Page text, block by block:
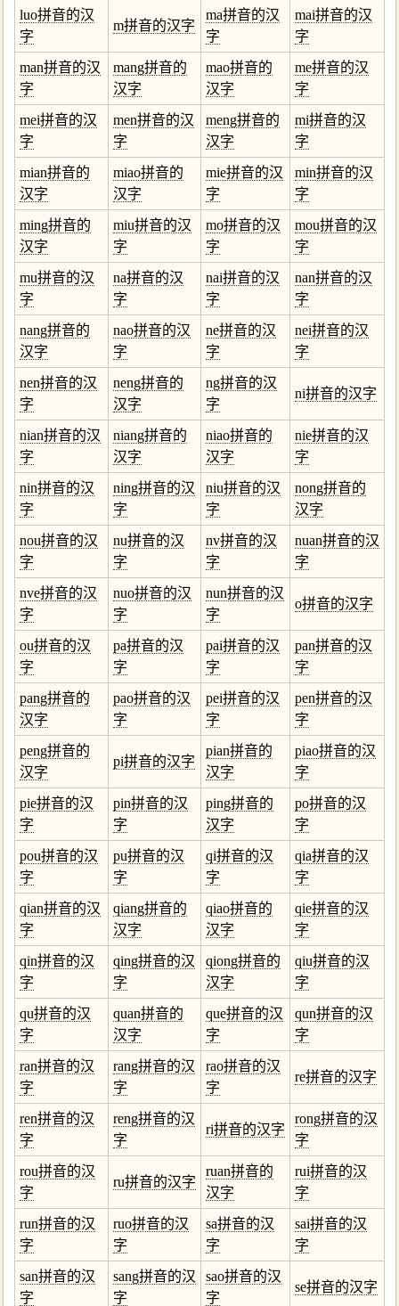
luo拼音的汉
字
m拼音的汉字
ma拼音的汉
字
mai拼音的汉
字
man拼音的汉
字
mang拼音的
汉字
mao拼音的
汉字
me拼音的汉
字
mei拼音的汉
字
men拼音的汉
字
meng拼音的
汉字
mi拼音的汉
字
mian拼音的
汉字
miao拼音的
汉字
mie拼音的汉
字
min拼音的汉
字
ming拼音的
汉字
miu拼音的汉
字
mo拼音的汉
字
mou拼音的汉
字
mu拼音的汉
字
na拼音的汉
字
nai拼音的汉
字
nan拼音的汉
字
nang拼音的
汉字
nao拼音的汉
字
ne拼音的汉
字
nei拼音的汉
字
nen拼音的汉
字
neng拼音的
汉字
ng拼音的汉
字
ni拼音的汉字
nian拼音的汉
字
niang拼音的
汉字
niao拼音的
汉字
nie拼音的汉
字
nin拼音的汉
字
ning拼音的汉
字
niu拼音的汉
字
nong拼音的
汉字
nou拼音的汉
字
nu拼音的汉
字
nv拼音的汉
字
nuan拼音的汉
字
nve拼音的汉
字
nuo拼音的汉
字
nun拼音的汉
字
o拼音的汉字
ou拼音的汉
字
pa拼音的汉
字
pai拼音的汉
字
pan拼音的汉
字
pang拼音的
汉字
pao拼音的汉
字
pei拼音的汉
字
pen拼音的汉
字
peng拼音的
汉字
pi拼音的汉字
pian拼音的
汉字
piao拼音的汉
字
pie拼音的汉
字
pin拼音的汉
字
ping拼音的
汉字
po拼音的汉
字
pou拼音的汉
字
pu拼音的汉
字
qi拼音的汉
字
qia拼音的汉
字
qian拼音的汉
字
qiang拼音的
汉字
qiao拼音的
汉字
qie拼音的汉
字
qin拼音的汉
字
qing拼音的汉
字
qiong拼音的
汉字
qiu拼音的汉
字
qu拼音的汉
字
quan拼音的
汉字
que拼音的汉
字
qun拼音的汉
字
ran拼音的汉
字
rang拼音的汉
字
rao拼音的汉
字
re拼音的汉字
ren拼音的汉
字
reng拼音的汉
字
ri拼音的汉字
rong拼音的汉
字
rou拼音的汉
字
ru拼音的汉字
ruan拼音的
汉字
rui拼音的汉
字
run拼音的汉
字
ruo拼音的汉
字
sa拼音的汉
字
sai拼音的汉
字
san拼音的汉
字
sang拼音的汉
字
sao拼音的汉
字
se拼音的汉字